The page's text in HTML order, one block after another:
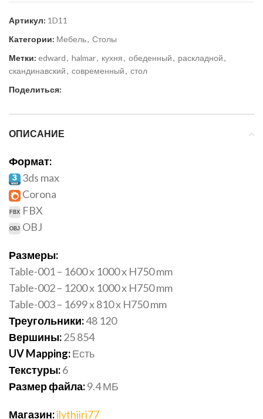
Артикул: 1D11
Категории: Мебель, Столы
Метки: edward, halmar, кухня, обеденный, раскладной,
скандинавский, современный, стол
Поделиться:
ОПИСАНИЕ
Формат:
3ds max
Corona
FBX
OBJ
Размеры:
Table-001 – 1600 x 1000 x H750 mm
Table-002 – 1200 x 1000 x H750 mm
Table-003 – 1699 x 810 x H750 mm
Треугольники:48 120
Вершины:25 854
UV Mapping:Есть
Текстуры:6
Размер файла:9.4 МБ
Магазин:ilythiiri77